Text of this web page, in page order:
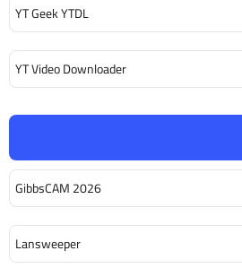
GibbsCAM 2026
Lansweeper
YT Geek YTDL
YT Video Downloader